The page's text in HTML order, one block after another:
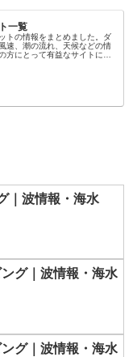
一覧
トの情報をまとめました。ダ
速、潮の流れ、天候などの情
方にとって有益なサイトにな
｜波情報・海水
グ｜波情報・海水
グ｜波情報・海水